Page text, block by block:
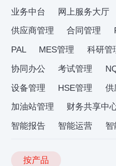
业务中台
网上服务大厅
供应商管理
合同管理
PAL
MES管理 科研管
协同办公
考试管理
设备管理
HSE管理
供
加油站管理
财务共享中
智能报告
智能运营 智
按产品